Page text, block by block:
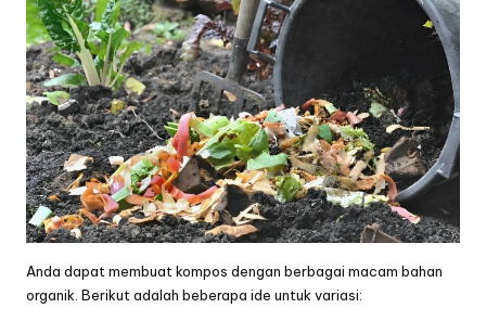
Anda dapat membuat kompos dengan berbagai macam bahan
organik. Berikut adalah beberapa ide untuk variasi: